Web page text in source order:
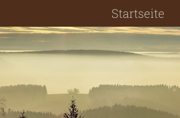
Startseite